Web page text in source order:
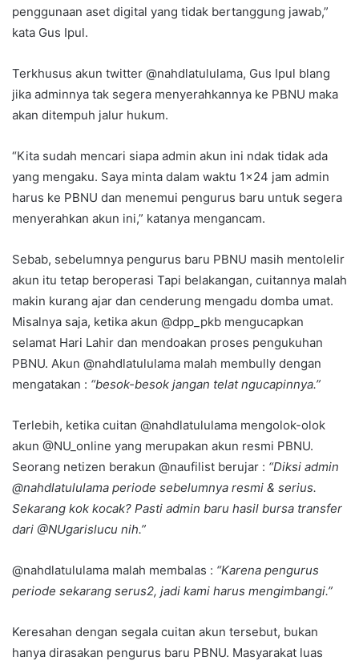
penggunaan aset digital yang tidak bertanggung jawab,”
kata Gus Ipul.
Terkhusus akun twitter @nahdlatululama, Gus Ipul blang
jika adminnya tak segera menyerahkannya ke PBNU maka
akan ditempuh jalur hukum.
“Kita sudah mencari siapa admin akun ini ndak tidak ada
yang mengaku. Saya minta dalam waktu 1×24 jam admin
harus ke PBNU dan menemui pengurus baru untuk segera
menyerahkan akun ini,” katanya mengancam.
Sebab, sebelumnya pengurus baru PBNU masih mentolelir
akun itu tetap beroperasi Tapi belakangan, cuitannya malah
makin kurang ajar dan cenderung mengadu domba umat.
Misalnya saja, ketika akun @dpp_pkb mengucapkan
selamat Hari Lahir dan mendoakan proses pengukuhan
PBNU. Akun @nahdlatululama malah membully dengan
mengatakan : “besok-besok jangan telat ngucapinnya.”
Terlebih, ketika cuitan @nahdlatululama mengolok-olok
akun @NU_online yang merupakan akun resmi PBNU.
Seorang netizen berakun @naufilist berujar : “Diksi admin
@nahdlatululama periode sebelumnya resmi & serius.
Sekarang kok kocak? Pasti admin baru hasil bursa transfer
dari @NUgarislucu nih.”
@nahdlatululama malah membalas : “Karena pengurus
periode sekarang serus2, jadi kami harus mengimbangi.”
Keresahan dengan segala cuitan akun tersebut, bukan
hanya dirasakan pengurus baru PBNU. Masyarakat luas